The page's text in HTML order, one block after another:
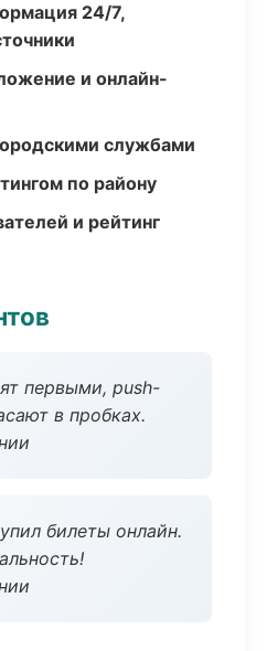
24/7,
и онлайн-
службами
по району
и рейтинг
первыми, push-
в пробках.
билеты онлайн.